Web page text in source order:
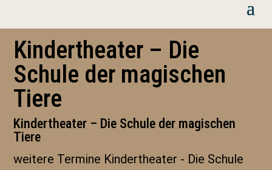
Kindertheater – Die
Schule der magischen
Tiere
Kindertheater – Die Schule der magischen
Tiere
weitere Termine Kindertheater - Die Schule